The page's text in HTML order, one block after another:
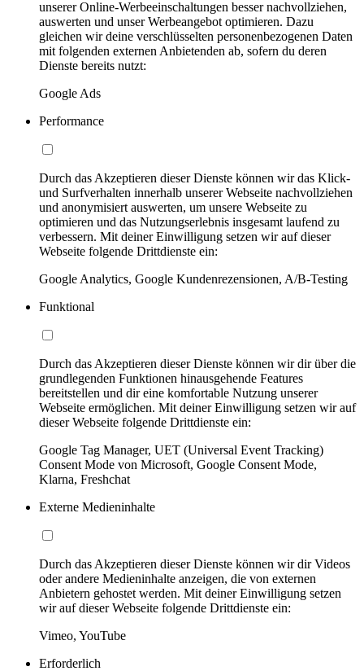
unserer Online-Werbeeinschaltungen besser nachvollziehen,
auswerten und unser Werbeangebot optimieren. Dazu
gleichen wir deine verschlüsselten personenbezogenen Daten
mit folgenden externen Anbietenden ab, sofern du deren
Dienste bereits nutzt:
Google Ads
Performance
Durch das Akzeptieren dieser Dienste können wir das Klick-
und Surfverhalten innerhalb unserer Webseite nachvollziehen
und anonymisiert auswerten, um unsere Webseite zu
optimieren und das Nutzungserlebnis insgesamt laufend zu
verbessern. Mit deiner Einwilligung setzen wir auf dieser
Webseite folgende Drittdienste ein:
Google Analytics, Google Kundenrezensionen, A/B-Testing
Funktional
Durch das Akzeptieren dieser Dienste können wir dir über die
grundlegenden Funktionen hinausgehende Features
bereitstellen und dir eine komfortable Nutzung unserer
Webseite ermöglichen. Mit deiner Einwilligung setzen wir auf
dieser Webseite folgende Drittdienste ein:
Google Tag Manager, UET (Universal Event Tracking)
Consent Mode von Microsoft, Google Consent Mode,
Klarna, Freshchat
Externe Medieninhalte
Durch das Akzeptieren dieser Dienste können wir dir Videos
oder andere Medieninhalte anzeigen, die von externen
Anbietern gehostet werden. Mit deiner Einwilligung setzen
wir auf dieser Webseite folgende Drittdienste ein:
Vimeo, YouTube
Erforderlich